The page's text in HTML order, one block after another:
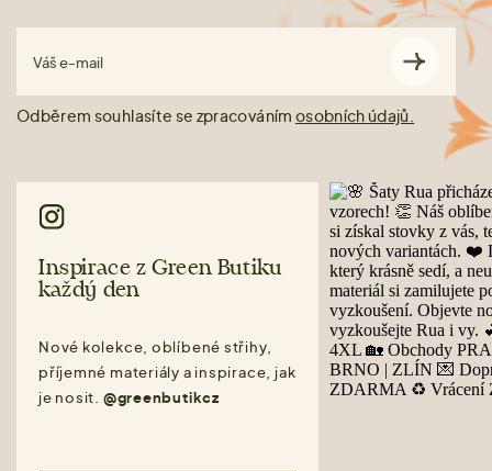
Váš e-mail
Odběrem souhlasíte se zpracováním osobních údajů.
Inspirace z Green Butiku
každý den
Nové kolekce, oblíbené střihy,
příjemné materiály a inspirace, jak
je nosit. @greenbutikcz